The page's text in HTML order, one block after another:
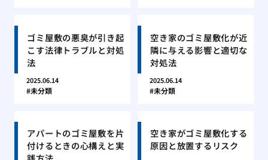
ゴミ屋敷の悪臭が引き起
こす法律トラブルと対処
法
2025.06.14
未分類
空き家のゴミ屋敷化が近
隣に与える影響と適切な
対処法
2025.06.14
未分類
アパートのゴミ屋敷を片
付けるときの心構えと実
空き家がゴミ屋敷化する
原因と放置するリスク